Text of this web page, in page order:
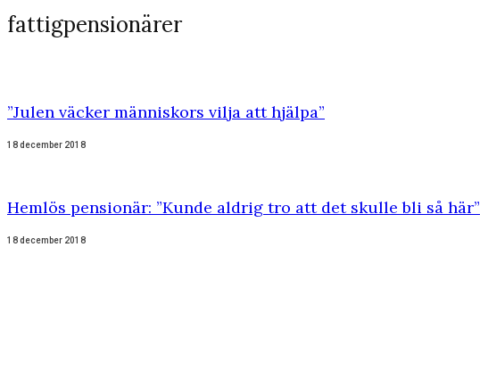
fattigpensionärer
”Julen väcker människors vilja att hjälpa”
18 december 2018
Hemlös pensionär: ”Kunde aldrig tro att det skulle bli så här”
18 december 2018